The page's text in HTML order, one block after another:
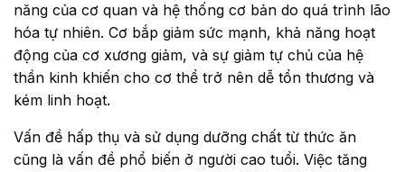
năng của cơ quan và hệ thống cơ bản do quá trình lão
hóa tự nhiên. Cơ bắp giảm sức mạnh, khả năng hoạt
động của cơ xương giảm, và sự giảm tự chủ của hệ
thần kinh khiến cho cơ thể trở nên dễ tổn thương và
kém linh hoạt.
Vấn đề hấp thụ và sử dụng dưỡng chất từ thức ăn
cũng là vấn đề phổ biến ở người cao tuổi. Việc tăng